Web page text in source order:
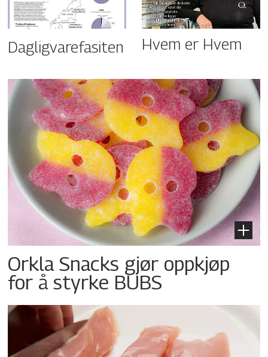
Dagligvarefasiten Hvem er Hvem
Orkla Snacks gjør oppkjøp
for å styrke BUBS